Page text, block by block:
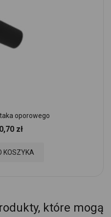
oporowego
0,70 zł
KOSZYKA
które mogą